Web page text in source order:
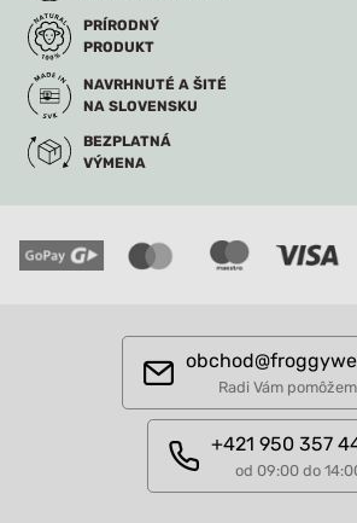
PRÍRODNÝ
PRODUKT
NAVRHNUTÉ A ŠITÉ
NA SLOVENSKU
BEZPLATNÁ
VÝMENA
Radi Vám
+421 950 357
od 09:00 do